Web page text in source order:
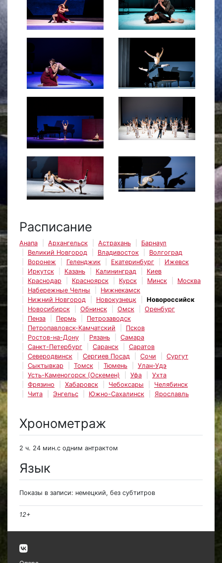
Расписание
Анапа Архангельск Астрахань
Барнаул
Великий Новгород
Владивосток
Волгоград
Воронеж
Геленджик Екатеринбург
Ижевск
Иркутск
Казань Калининград
Киев
Краснодар
Красноярск Курск Минск
Москва
Набережные Челны
Нижнекамск
Нижний Новгород
Новокузнецк
Новороссийск
Новосибирск
Обнинск Омск
Оренбург
Пенза
Пермь
Петрозаводск
Петропавловск-Камчатский
Псков
Ростов-на-Дону
Рязань
Самара
Санкт-Петербург
Саранск
Саратов
Северодвинск
Сергиев Посад Сочи
Сургут
Сыктывкар
Томск Тюмень
Улан-Удэ
Усть-Каменогорск (Оскемен)
Уфа
Ухта
Фрязино
Хабаровск Чебоксары
Челябинск
Чита
Энгельс Южно-Сахалинск Ярославль
Хронометраж
2 ч. 24 мин.с одним антрактом
Язык
Показы в записи: немецкий, без субтитров
12+